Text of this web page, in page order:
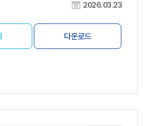
2026.03.23
다운로드